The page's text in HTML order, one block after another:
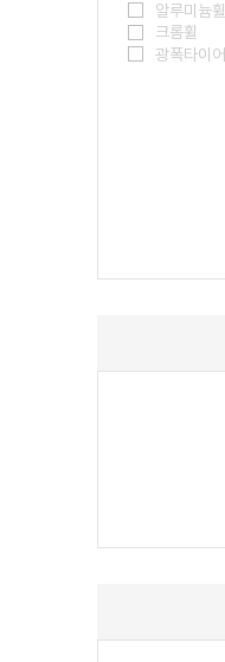
알루미늄휠
크롬휠
광폭타이어